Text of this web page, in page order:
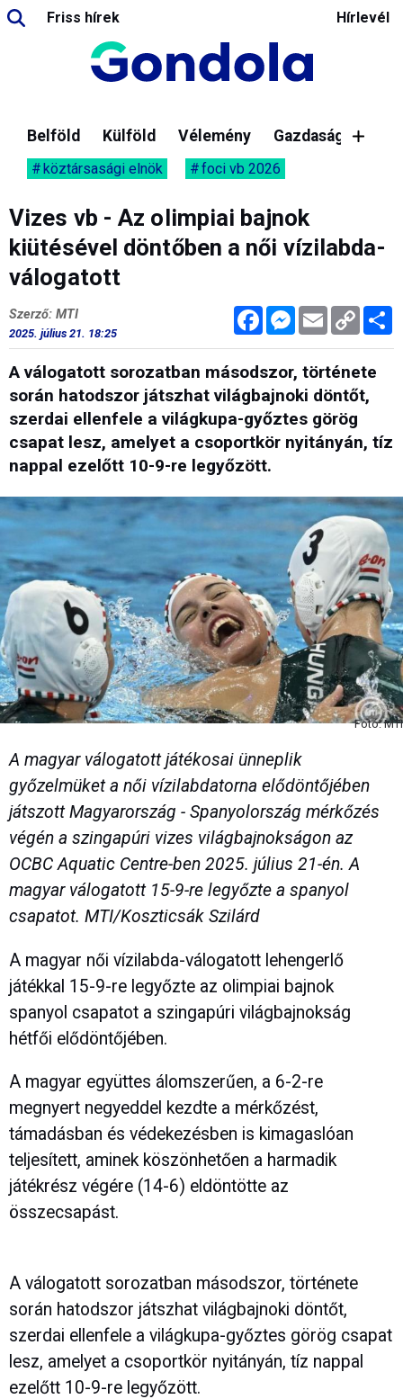
Friss hírek Hírlevél
Belföld Külföld Vélemény Gazdaság
köztársasági elnök foci vb 2026
Vizes vb - Az olimpiai bajnok
kiütésével döntőben a női vízilabda-
válogatott
FacebookMessenger
Email Copy
Link
Szerző: MTI
2025. július 21. 18:25
A válogatott sorozatban másodszor, története
során hatodszor játszhat világbajnoki döntőt,
szerdai ellenfele a világkupa-győztes görög
csapat lesz, amelyet a csoportkör nyitányán, tíz
nappal ezelőtt 10-9-re legyőzött.
Fotó: MTI
A magyar válogatott játékosai ünneplik
győzelmüket a női vízilabdatorna elődöntőjében
játszott Magyarország - Spanyolország mérkőzés
végén a szingapúri vizes világbajnokságon az
OCBC Aquatic Centre-ben 2025. július 21-én. A
magyar válogatott 15-9-re legyőzte a spanyol
csapatot. MTI/Koszticsák Szilárd
A magyar női vízilabda-válogatott lehengerlő
játékkal 15-9-re legyőzte az olimpiai bajnok
spanyol csapatot a szingapúri világbajnokság
hétfői elődöntőjében.
A magyar együttes álomszerűen, a 6-2-re
megnyert negyeddel kezdte a mérkőzést,
támadásban és védekezésben is kimagaslóan
teljesített, aminek köszönhetően a harmadik
játékrész végére (14-6) eldöntötte az
összecsapást.
A válogatott sorozatban másodszor, története
során hatodszor játszhat világbajnoki döntőt,
szerdai ellenfele a világkupa-győztes görög csapat
lesz, amelyet a csoportkör nyitányán, tíz nappal
ezelőtt 10-9-re legyőzött.